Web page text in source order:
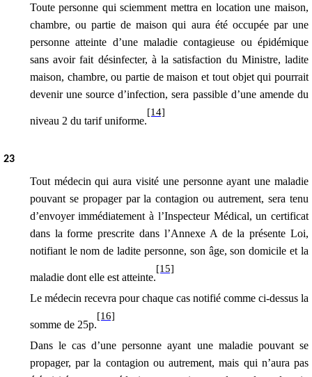
Toute personne qui sciemment mettra en location une maison,
chambre, ou partie de maison qui aura été occupée par une
personne atteinte d’une maladie contagieuse ou épidémique
sans avoir fait désinfecter, à la satisfaction du Ministre, ladite
maison, chambre, ou partie de maison et tout objet qui pourrait
devenir une source d’infection, sera passible d’une amende du
niveau 2 du tarif uniforme.
[14]
23
Tout médecin qui aura visité une personne ayant une maladie
pouvant se propager par la contagion ou autrement, sera tenu
d’envoyer immédiatement à l’Inspecteur Médical, un certificat
dans la forme prescrite dans l’Annexe A de la présente Loi,
notifiant le nom de ladite personne, son âge, son domicile et la
maladie dont elle est atteinte.
[15]
Le médecin recevra pour chaque cas notifié comme ci-dessus la
somme de 25p.
[16]
Dans le cas d’une personne ayant une maladie pouvant se
propager, par la contagion ou autrement, mais qui n’aura pas